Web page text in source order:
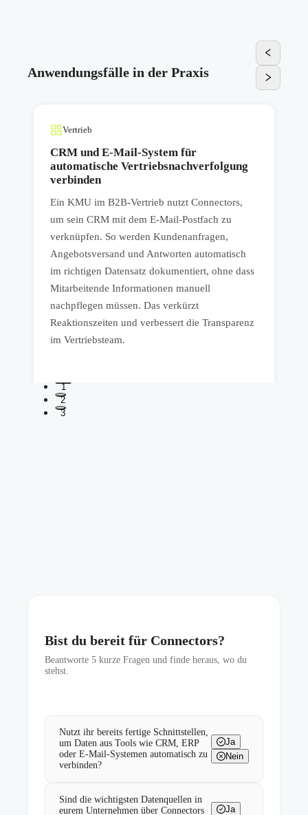
Anwendungsfälle in der Praxis
Vertrieb
CRM und E-Mail-System für
automatische Vertriebsnachverfolgung
verbinden
Ein KMU im B2B-Vertrieb nutzt Connectors,
um sein CRM mit dem E-Mail-Postfach zu
verknüpfen. So werden Kundenanfragen,
Angebotsversand und Antworten automatisch
im richtigen Datensatz dokumentiert, ohne dass
Mitarbeitende Informationen manuell
nachpflegen müssen. Das verkürzt
Reaktionszeiten und verbessert die Transparenz
im Vertriebsteam.
1
2
3
Bist du bereit für Connectors?
Beantworte 5 kurze Fragen und finde heraus, wo du
stehst.
Nutzt ihr bereits fertige Schnittstellen,
um Daten aus Tools wie CRM, ERP
oder E-Mail-Systemen automatisch zu
verbinden?
Ja
Nein
Sind die wichtigsten Datenquellen in
eurem Unternehmen über Connectors
Ja